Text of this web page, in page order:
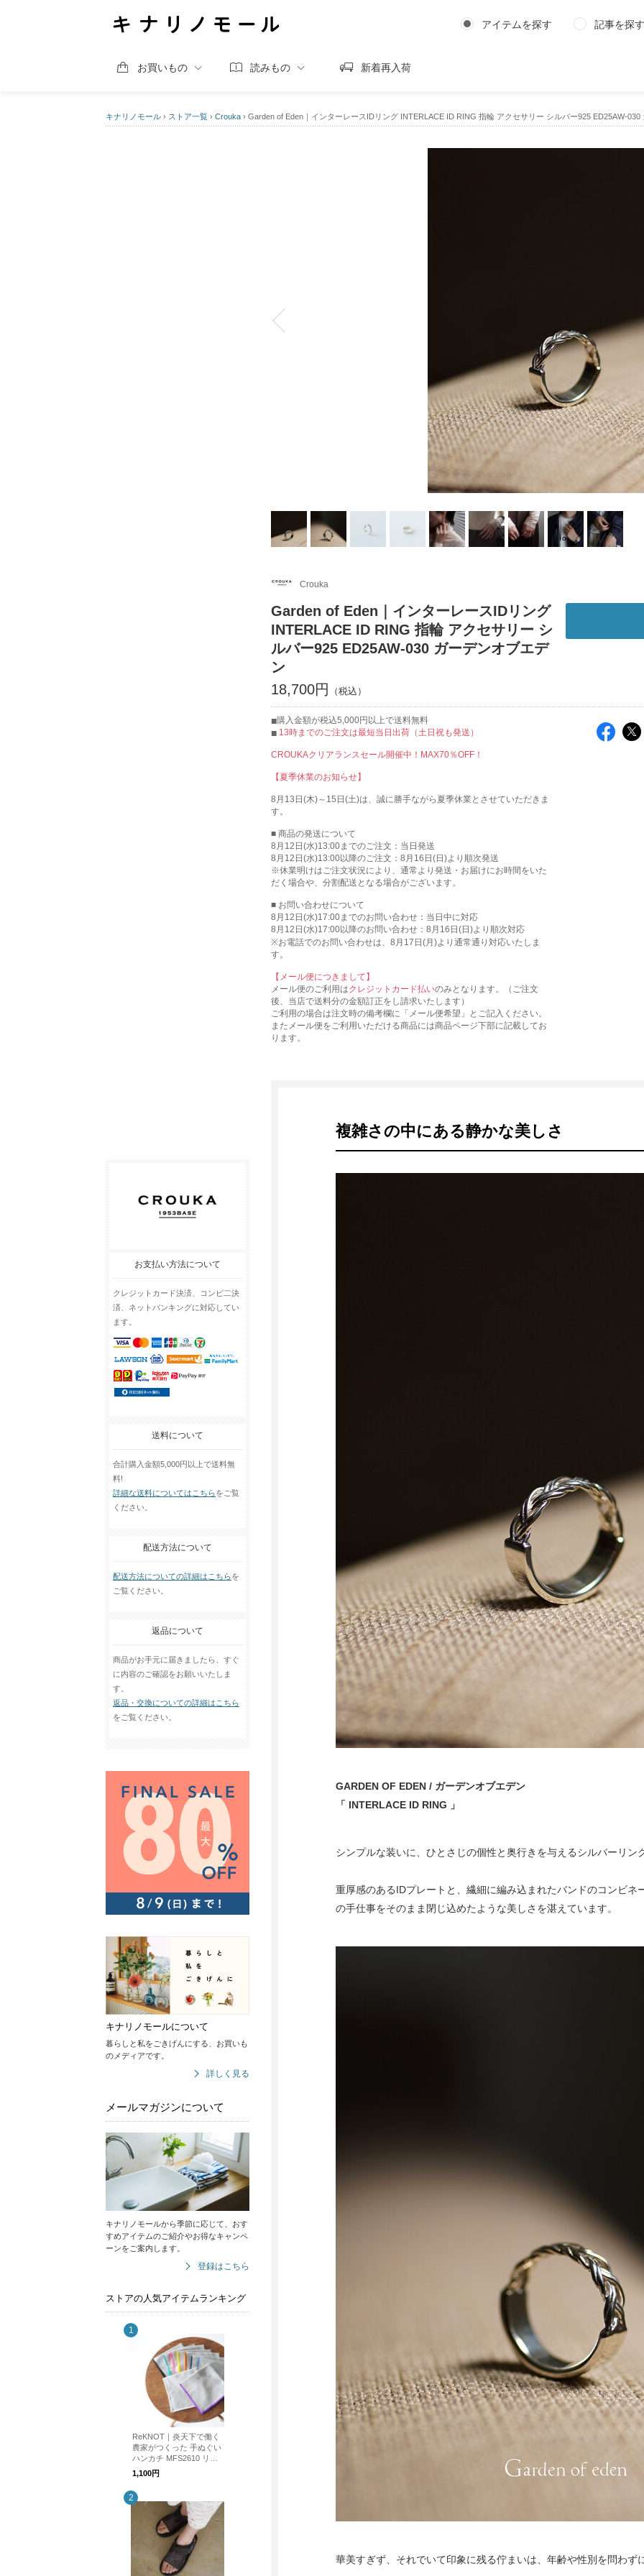
アイテムを探す 記事を探す
お買いもの 読みもの 新着再入荷
キナリノモール › ストア一覧 › Crouka › Garden of Eden｜インターレースIDリング INTERLACE ID RING 指輪 アクセサリー シルバー925 ED25AW-030
お支払い方法について
クレジットカード決済、コンビ二決
済、ネットバンキングに対応してい
ます。
送料について
合計購入金額5,000円以上で送料無
料!
詳細な送料についてはこちらをご覧
ください。
配送方法について
配送方法についての詳細はこちらを
ご覧ください。
返品について
商品がお手元に届きましたら、すぐ
に内容のご確認をお願いいたしま
す。
返品・交換についての詳細はこちら
をご覧ください。
キナリノモールについて
暮らしと私をごきげんにする、お買いも
のメディアです。
詳しく見る
メールマガジンについて
キナリノモールから季節に応じて、おす
すめアイテムのご紹介やお得なキャンペ
ーンをご案内します。
登録はこちら
ストアの人気アイテムランキング
ReKNOT｜炎天下で働く
農家がつくった 手ぬぐい
ハンカチ MFS2610 リノ
ット ギフト
1,100円
Crouka
Garden of Eden｜インターレースIDリング
INTERLACE ID RING 指輪 アクセサリー シ
ルバー925 ED25AW-030 ガーデンオブエデ
ン
18,700円
購入金額が税込5,000円以上で送料無料
13時までのご注文は最短当日出荷（土日祝も発送）
CROUKAクリアランスセール開催中！MAX70％OFF！
【夏季休業のお知らせ】
8月13日(木)～15日(土)は、誠に勝手ながら夏季休業とさせていただきま
す。
■ 商品の発送について
8月12日(水)13:00までのご注文：当日発送
8月12日(水)13:00以降のご注文：8月16日(日)より順次発送
※休業明けはご注文状況により、通常より発送・お届けにお時間をいた
だく場合や、分割配送となる場合がございます。
■ お問い合わせについて
8月12日(水)17:00までのお問い合わせ：当日中に対応
8月12日(水)17:00以降のお問い合わせ：8月16日(日)より順次対応
※お電話でのお問い合わせは、8月17日(月)より通常通り対応いたしま
す。
【メール便につきまして】
メール便のご利用はクレジットカード払いのみとなります。（ご注文
後、当店で送料分の金額訂正をし請求いたします）
ご利用の場合は注文時の備考欄に「メール便希望」とご記入ください。
またメール便をご利用いただける商品には商品ページ下部に記載してお
ります。
複雑さの中にある静かな美しさ
GARDEN OF EDEN / ガーデンオブエデン
「 INTERLACE ID RING 」
シンプルな装いに、ひとさじの個性と奥行きを与えるシルバーリング
重厚感のあるIDプレートと、繊細に編み込まれたバンドのコンビネ
の手仕事をそのまま閉じ込めたような美しさを湛えています。
華美すぎず、それでいて印象に残る佇まいは、年齢や性別を問わず